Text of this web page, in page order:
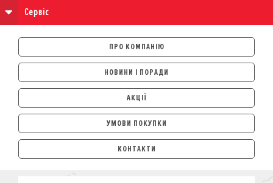
Сервіс
ПРО КОМПАНІЮ
НОВИНИ І ПОРАДИ
АКЦІЇ
УМОВИ ПОКУПКИ
АВТОМОБІЛІ
ЛІЗИНГ
КРЕДИТ
КОНТАКТИ